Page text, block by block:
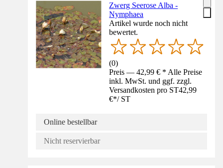
Zwerg Seerose Alba -
Nymphaea
Artikel wurde noch nicht
bewertet.
(0)
Preis — 42,99 € * Alle Preise
inkl. MwSt. und ggf. zzgl.
Versandkosten pro ST42,99
€*/ ST
Online bestellbar
Nicht reservierbar